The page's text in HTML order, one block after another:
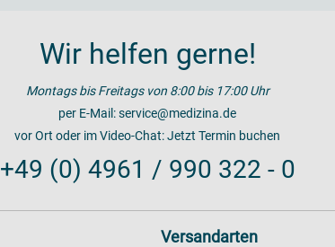
Wir helfen gerne!
Montags bis Freitags von 8:00 bis 17:00 Uhr
per E-Mail:service@medizina.de
vor Ort oder im Video-Chat:Jetzt Termin buchen
+49 (0) 4961 / 990 322 - 0
Versandarten